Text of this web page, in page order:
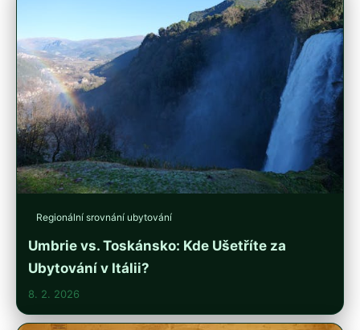
Regionální srovnání ubytování
Umbrie vs. Toskánsko: Kde Ušetříte za
Ubytování v Itálii?
8. 2. 2026